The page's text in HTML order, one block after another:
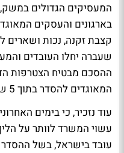
המעסיקים הגדולים
בארגונים והעסקים
קצבת זקנה, נכות
שעברה יחלו העובדים
ההסכם מבטיח הצטרפות
המאוגדים להסדר בתוך 5 שנים.
עוד נזכיר, כי בימים
עשוי המשרד לוותר על
עובד בישראל, בשל